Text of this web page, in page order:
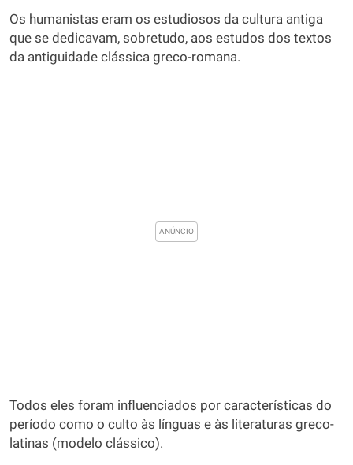
Os humanistas eram os estudiosos da cultura antiga
que se dedicavam, sobretudo, aos estudos dos textos
da antiguidade clássica greco-romana.
Todos eles foram influenciados por características do
período como o culto às línguas e às literaturas greco-
latinas (modelo clássico).